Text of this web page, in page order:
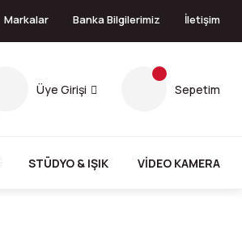
Markalar Banka Bilgilerimiz İletişim
Üye Girişi Sepetim
STÜDYO & IŞIK VİDEO KAMERA